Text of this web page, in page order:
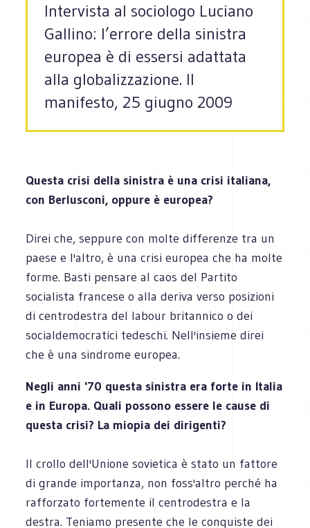
Intervista al sociologo Luciano
Gallino: l’errore della sinistra
europea è di essersi adattata
alla globalizzazione. Il
manifesto, 25 giugno 2009
Questa crisi della sinistra è una crisi italiana,
con Berlusconi, oppure è europea?
Direi che, seppure con molte differenze tra un
paese e l'altro, è una crisi europea che ha molte
forme. Basti pensare al caos del Partito
socialista francese o alla deriva verso posizioni
di centrodestra del labour britannico o dei
socialdemocratici tedeschi. Nell'insieme direi
che è una sindrome europea.
Negli anni '70 questa sinistra era forte in Italia
e in Europa. Quali possono essere le cause di
questa crisi? La miopia dei dirigenti?
Il crollo dell'Unione sovietica è stato un fattore
di grande importanza, non foss'altro perché ha
rafforzato fortemente il centrodestra e la
destra. Teniamo presente che le conquiste dei